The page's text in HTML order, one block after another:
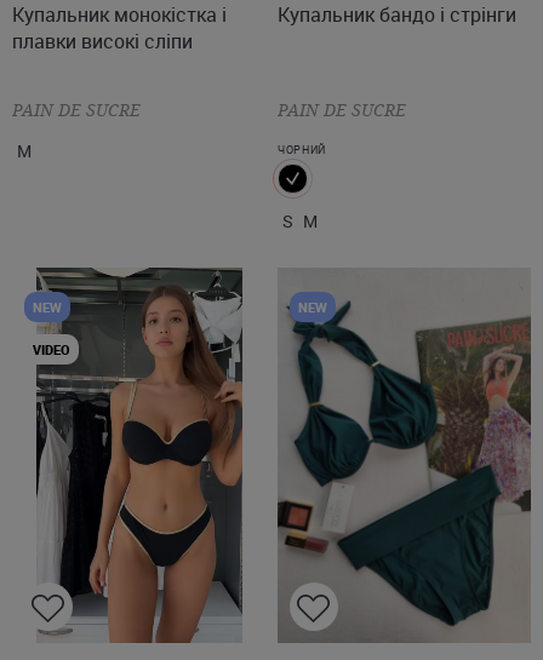
Купальник монокістка і
плавки високі сліпи
PAIN DE SUCRE
M
Купальник бандо і стрінги
PAIN DE SUCRE
ЧОРНИЙ
S M
NEW
VIDEO
NEW